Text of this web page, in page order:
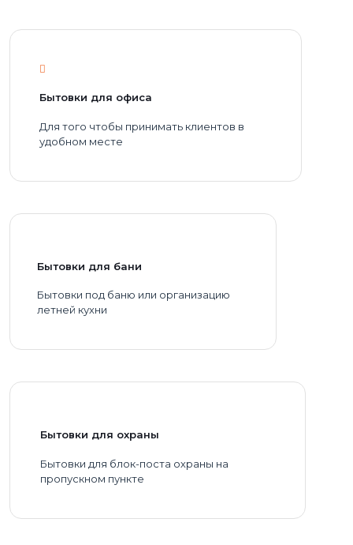
Бытовки для офиса
Для того чтобы принимать клиентов в
удобном месте
Бытовки для бани
Бытовки под баню или организацию
летней кухни
Бытовки для охраны
Бытовки для блок-поста охраны на
пропускном пункте